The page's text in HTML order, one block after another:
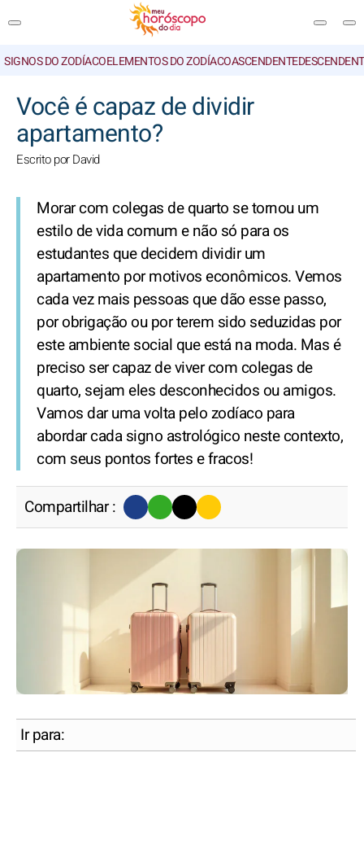
SIGNOS DO ZODÍACOELEMENTOS DO ZODÍACOASCENDENTE
Você é capaz de dividir
apartamento?
Escrito por David
Morar com colegas de quarto se tornou um
estilo de vida comum e não só para os
estudantes que decidem dividir um
apartamento por motivos econômicos. Vemos
cada vez mais pessoas que dão esse passo,
por obrigação ou por terem sido seduzidas por
este ambiente social que está na moda. Mas é
preciso ser capaz de viver com colegas de
quarto, sejam eles desconhecidos ou amigos.
Vamos dar uma volta pelo zodíaco para
abordar cada signo astrológico neste contexto,
com seus pontos fortes e fracos!
Compartilhar :
Ir para: